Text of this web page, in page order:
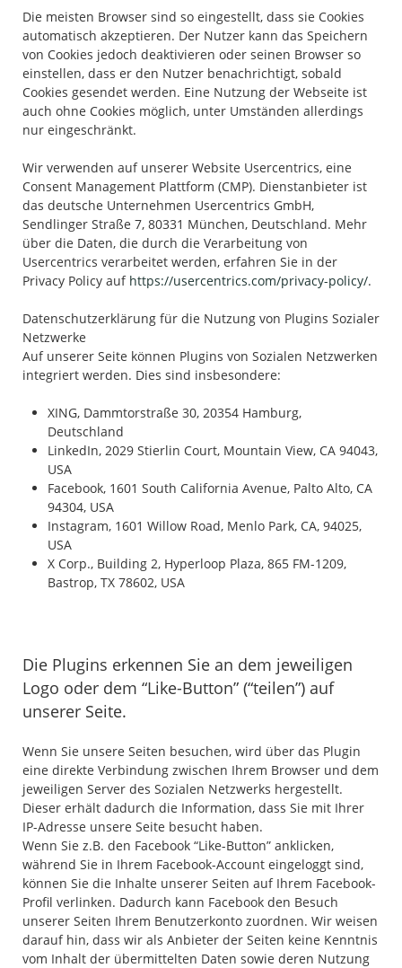
Die meisten Browser sind so eingestellt, dass sie Cookies
automatisch akzeptieren. Der Nutzer kann das Speichern
von Cookies jedoch deaktivieren oder seinen Browser so
einstellen, dass er den Nutzer benachrichtigt, sobald
Cookies gesendet werden. Eine Nutzung der Webseite ist
auch ohne Cookies möglich, unter Umständen allerdings
nur eingeschränkt.
Wir verwenden auf unserer Website Usercentrics, eine
Consent Management Plattform (CMP). Dienstanbieter ist
das deutsche Unternehmen Usercentrics GmbH,
Sendlinger Straße 7, 80331 München, Deutschland. Mehr
über die Daten, die durch die Verarbeitung von
Usercentrics verarbeitet werden, erfahren Sie in der
Privacy Policy auf https://usercentrics.com/privacy-policy/.
Datenschutzerklärung für die Nutzung von Plugins Sozialer
Netzwerke
Auf unserer Seite können Plugins von Sozialen Netzwerken
integriert werden. Dies sind insbesondere:
XING, Dammtorstraße 30, 20354 Hamburg,
Deutschland
LinkedIn, 2029 Stierlin Court, Mountain View, CA 94043,
USA
Facebook, 1601 South California Avenue, Palto Alto, CA
94304, USA
Instagram, 1601 Willow Road, Menlo Park, CA, 94025,
USA
X Corp., Building 2, Hyperloop Plaza, 865 FM-1209,
Bastrop, TX 78602, USA
Die Plugins erkennen Sie an dem jeweiligen
Logo oder dem “Like-Button” (“teilen”) auf
unserer Seite.
Wenn Sie unsere Seiten besuchen, wird über das Plugin
eine direkte Verbindung zwischen Ihrem Browser und dem
jeweiligen Server des Sozialen Netzwerks hergestellt.
Dieser erhält dadurch die Information, dass Sie mit Ihrer
IP-Adresse unsere Seite besucht haben.
Wenn Sie z.B. den Facebook “Like-Button” anklicken,
während Sie in Ihrem Facebook-Account eingeloggt sind,
können Sie die Inhalte unserer Seiten auf Ihrem Facebook-
Profil verlinken. Dadurch kann Facebook den Besuch
unserer Seiten Ihrem Benutzerkonto zuordnen. Wir weisen
darauf hin, dass wir als Anbieter der Seiten keine Kenntnis
vom Inhalt der übermittelten Daten sowie deren Nutzung